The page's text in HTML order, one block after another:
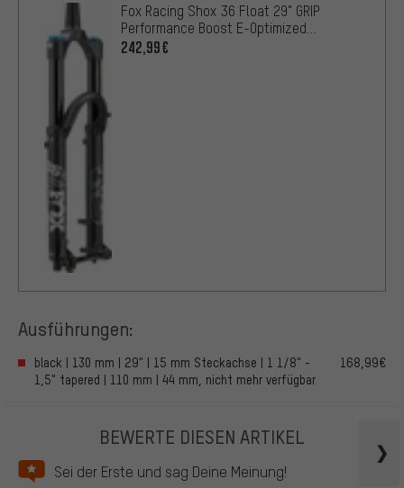
Fox Racing Shox 36 Float 29" GRIP
Performance Boost E-Optimized
Federgabel - Werkstatt
242,99€
Ausführungen:
black | 130 mm | 29" | 15 mm Steckachse | 1 1/8" -
1,5" tapered | 110 mm | 44 mm, nicht mehr verfügbar
168,99€
BEWERTE DIESEN ARTIKEL
Sei der Erste und sag Deine Meinung!